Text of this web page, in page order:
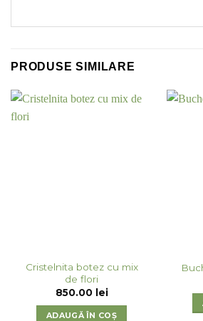
PRODUSE SIMILARE
Cristelnita botez cu mix
de flori
850.00
lei
ADAUGĂ ÎN COȘ